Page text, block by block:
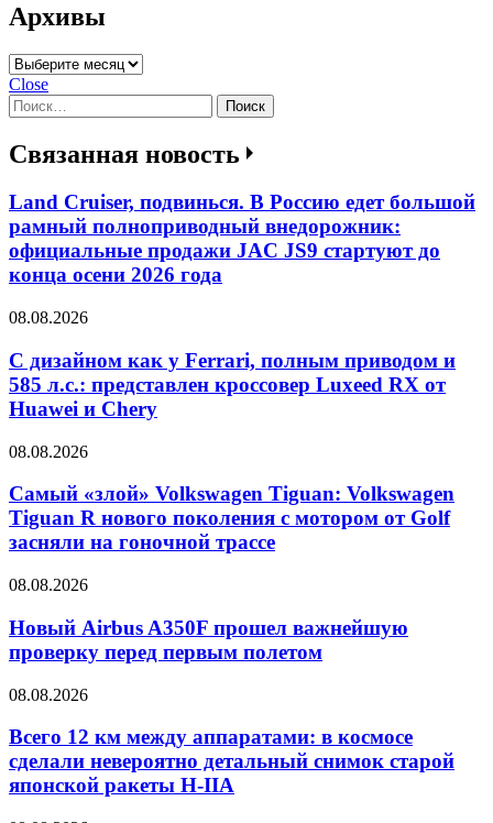
Архивы
Архивы
Close
Найти:
Связанная новость
Land Cruiser, подвинься. В Россию едет большой
рамный полноприводный внедорожник:
официальные продажи JAC JS9 стартуют до
конца осени 2026 года
08.08.2026
С дизайном как у Ferrari, полным приводом и
585 л.с.: представлен кроссовер Luxeed RX от
Huawei и Chery
08.08.2026
Самый «злой» Volkswagen Tiguan: Volkswagen
Tiguan R нового поколения с мотором от Golf
засняли на гоночной трассе
08.08.2026
Новый Airbus A350F прошел важнейшую
проверку перед первым полетом
08.08.2026
Всего 12 км между аппаратами: в космосе
сделали невероятно детальный снимок старой
японской ракеты H-IIA